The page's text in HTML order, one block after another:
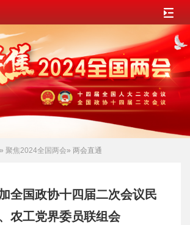
» 聚焦2024全国两会» 两会直通
全国政协十四届二次会议民
农工党界委员联组会